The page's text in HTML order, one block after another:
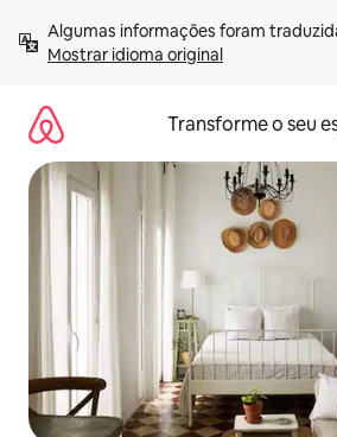
para
Mostrar idioma original
Transforme o seu